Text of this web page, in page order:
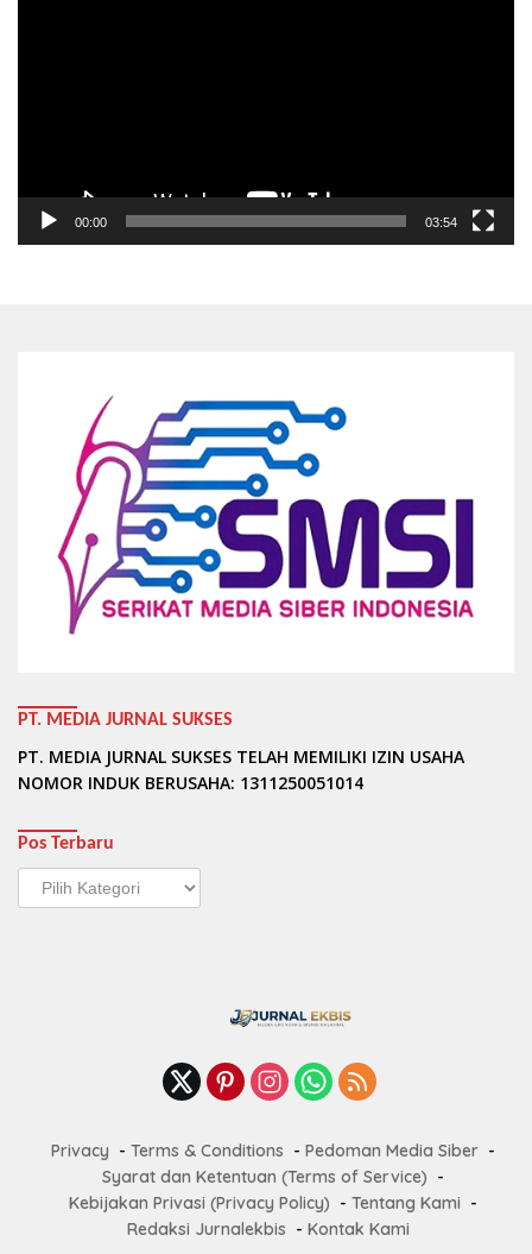
00:00 03:54
PT. MEDIA JURNAL SUKSES
PT. MEDIA JURNAL SUKSES TELAH MEMILIKI IZIN USAHA
NOMOR INDUK BERUSAHA: 1311250051014
Pos Terbaru
Pos
Terbaru
Privacy Terms & Conditions
Pedoman Media Siber
Syarat dan Ketentuan (Terms of Service)
Kebijakan Privasi (Privacy Policy)
Tentang Kami
Redaksi Jurnalekbis
Kontak Kami